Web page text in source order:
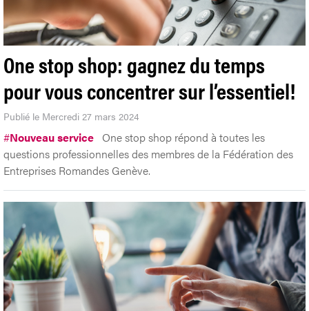
One stop shop: gagnez du temps
pour vous concentrer sur l’essentiel!
Publié le Mercredi 27 mars 2024
#Nouveau service One stop shop répond à toutes les
questions professionnelles des membres de la Fédération des
Entreprises Romandes Genève.